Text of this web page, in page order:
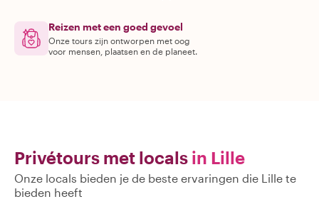
Reizen met een goed gevoel
Onze tours zijn ontworpen met oog
voor mensen, plaatsen en de planeet.
Privétours met locals in Lille
Onze locals bieden je de beste ervaringen die Lille te
bieden heeft